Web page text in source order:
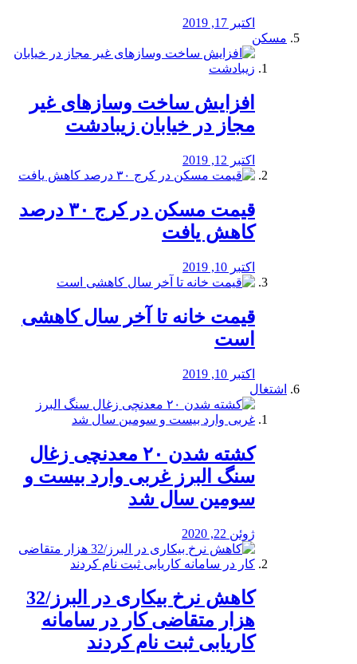
اکتبر 17, 2019
مسکن
افزایش ساخت وسازهای غیر
مجاز در خیابان زیبادشت
اکتبر 12, 2019
️قیمت مسکن در کرج ۳۰ درصد
کاهش یافت
اکتبر 10, 2019
قیمت خانه تا آخر سال کاهشی
است
اکتبر 10, 2019
اشتغال
کشته شدن ۲۰ معدنچی زغال
سنگ البرز غربی وارد بیست و
سومین سال شد
ژوئن 22, 2020
کاهش نرخ بیکاری در البرز/32
هزار متقاضی کار در سامانه
کاریابی ثبت نام کردند